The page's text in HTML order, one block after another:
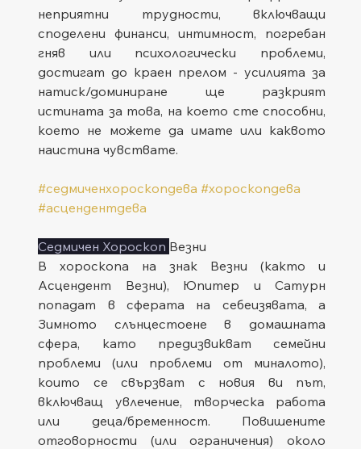
неприятни трудности, включващи
споделени финанси, интимност, погребан
гняв или психологически проблеми,
достигат до краен прелом - усилията за
натиск/доминиране ще разкрият
истината за това, на което сте способни,
което не можете да имате или каквото
наистина чувствате.
#седмиченхороскопдева #хороскопдева
#асцендентдева
Седмичен Хороскоп Везни
В хороскопа на знак Везни (както и
Асцендент Везни), Юпитер и Сатурн
попадат в сферата на себеизявата, а
Зимното слънцестоене в домашната
сфера, като предизвикват семейни
проблеми (или проблеми от миналото),
които се свързват с новия ви път,
включващ увлечение, творческа работа
или деца/бременност. Повишените
отговорности (или ограничения) около